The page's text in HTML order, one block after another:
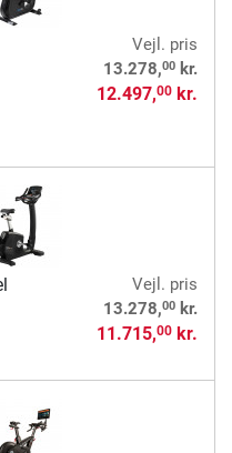
Vejl. pris
13.278,00kr.
12.497,00kr.
Vejl. pris
13.278,00kr.
11.715,00kr.